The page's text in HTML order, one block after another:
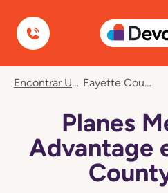
Devoted Health
Encontrar Un Plan Fayette County, GA
Planes
Advantage